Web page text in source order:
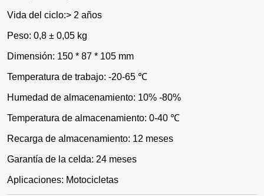
Vida del ciclo:> 2 años
Peso: 0,8 ± 0,05 kg
Dimensión: 150 * 87 * 105 mm
Temperatura de trabajo: -20-65 ℃
Humedad de almacenamiento: 10% -80%
Temperatura de almacenamiento: 0-40 ℃
Recarga de almacenamiento: 12 meses
Garantía de la celda: 24 meses
Aplicaciones: Motocicletas